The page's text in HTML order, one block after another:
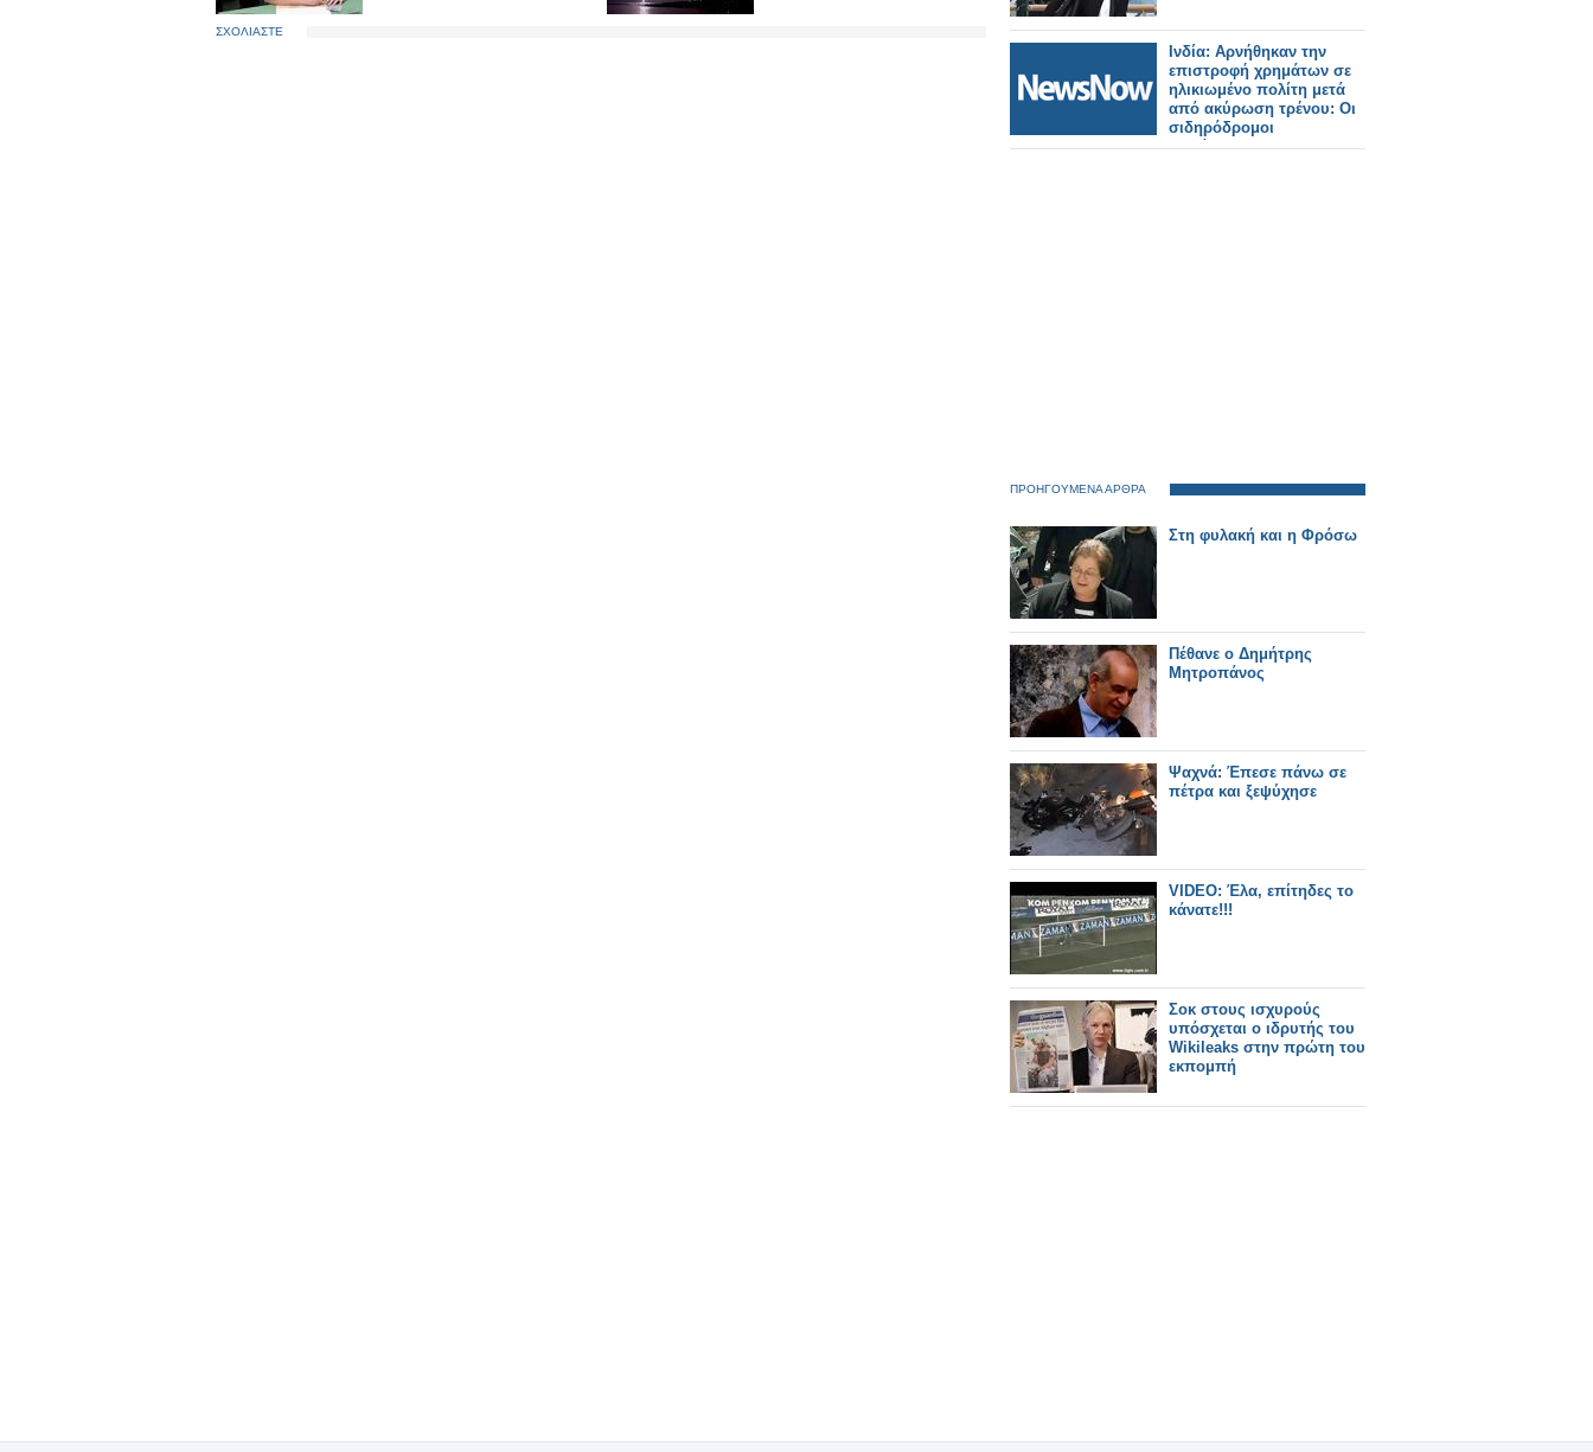
ΣΧΟΛΙΑΣΤΕ
Ινδία: Αρνήθηκαν την
επιστροφή χρημάτων σε
ηλικιωμένο πολίτη μετά
από ακύρωση τρένου: Οι
σιδηρόδρομοι
διατάχθηκαν να
ΠΡΟΗΓΟΥΜΕΝΑ ΑΡΘΡΑ
Στη φυλακή και η Φρόσω
Πέθανε ο Δημήτρης
Μητροπάνος
Ψαχνά: Έπεσε πάνω σε
πέτρα και ξεψύχησε
VIDEO: Έλα, επίτηδες το
κάνατε!!!
Σοκ στους ισχυρούς
υπόσχεται ο ιδρυτής του
Wikileaks στην πρώτη του
εκπομπή